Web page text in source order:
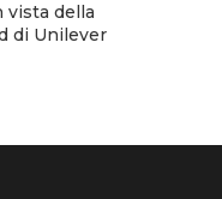
vista della
di Unilever